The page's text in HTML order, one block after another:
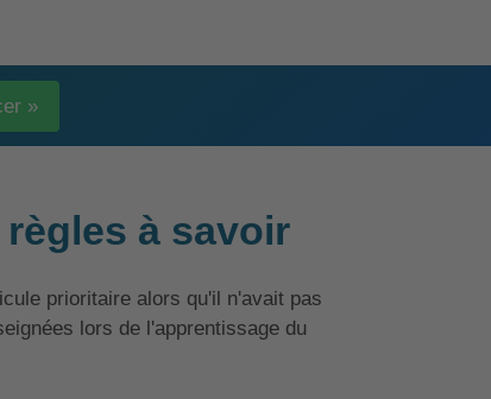
»
à savoir
prioritaire alors qu'il n'avait pas
lors de l'apprentissage du